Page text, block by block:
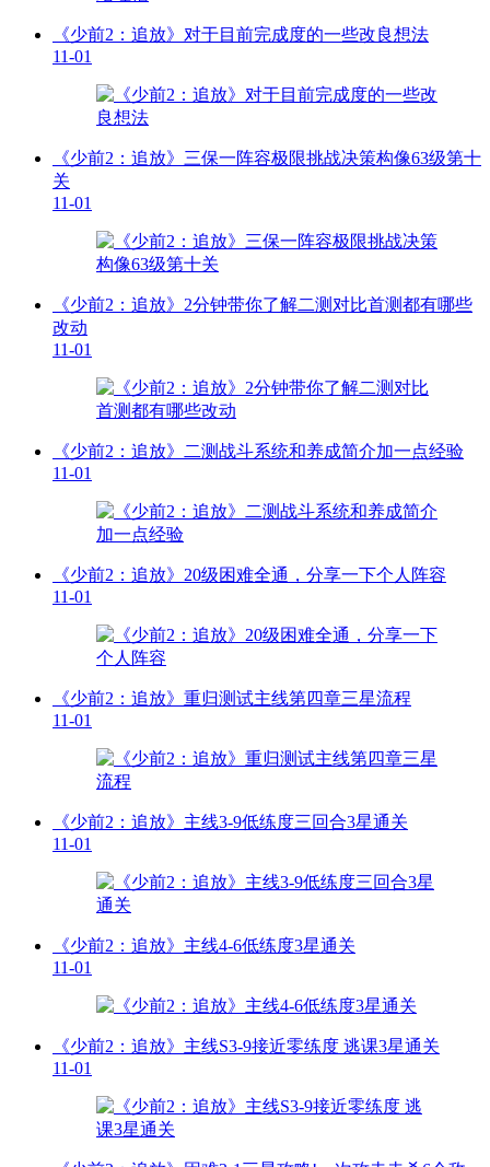
《少前2：追放》对于目前完成度的一些改良想法
11-01
《少前2：追放》三保一阵容极限挑战决策构像63级第十
关
11-01
《少前2：追放》2分钟带你了解二测对比首测都有哪些
改动
11-01
《少前2：追放》二测战斗系统和养成简介加一点经验
11-01
《少前2：追放》20级困难全通，分享一下个人阵容
11-01
《少前2：追放》重归测试主线第四章三星流程
11-01
《少前2：追放》主线3-9低练度三回合3星通关
11-01
《少前2：追放》主线4-6低练度3星通关
11-01
《少前2：追放》主线S3-9接近零练度 逃课3星通关
11-01